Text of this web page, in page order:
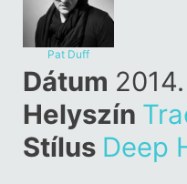
Pat Duff
Dátum
Helyszín
Stílus Deep